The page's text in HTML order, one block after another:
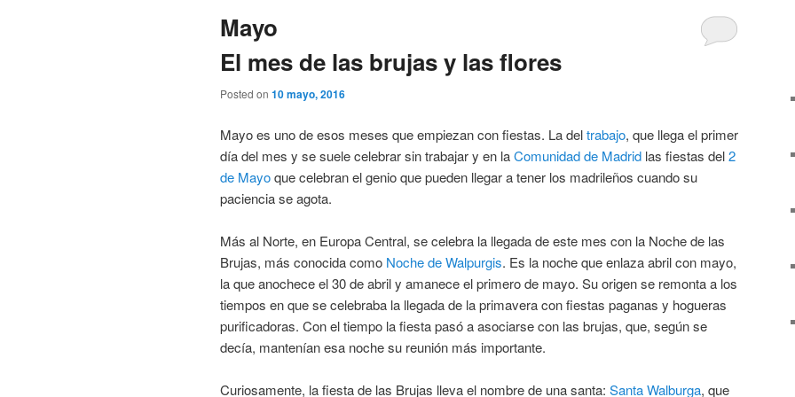
Mayo
El mes de las brujas y las flores
Posted on 10 mayo, 2016
Mayo es uno de esos meses que empiezan con fiestas. La deltrabajo, que llega el primer
día del mes y se suele celebrar sin trabajar y en laComunidad de Madrid las fiestas del2
de Mayoque celebran el genio que pueden llegar a tener los madrileños cuando su
paciencia se agota.
Más al Norte, en Europa Central, se celebra la llegada de este mes con la Noche de las
Brujas, más conocida como Noche de Walpurgis. Es la noche que enlaza abril con mayo,
la que anochece el 30 de abril y amanece el primero de mayo. Su origen se remonta a los
tiempos en que se celebraba la llegada de la primavera con fiestas paganas y hogueras
purificadoras. Con el tiempo la fiesta pasó a asociarse con las brujas, que, según se
decía, mantenían esa noche su reunión más importante.
Curiosamente, la fiesta de las Brujas lleva el nombre de una santa: Santa Walburga, que